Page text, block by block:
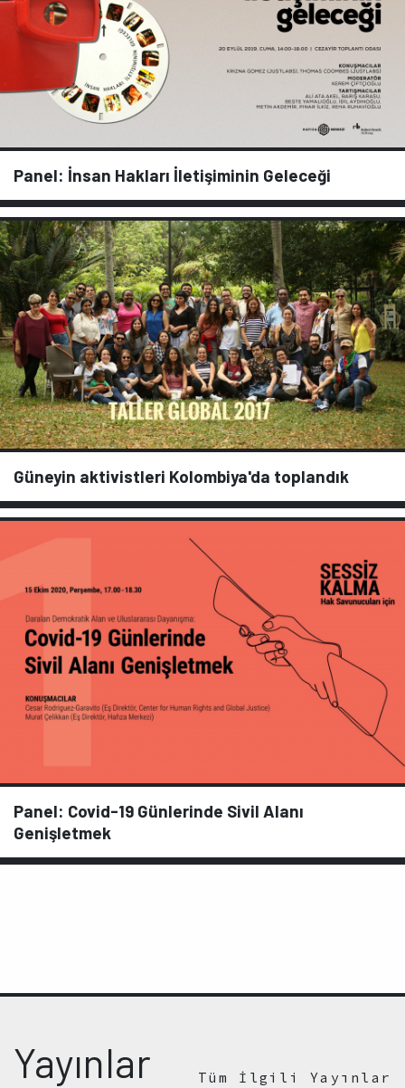
Panel: İnsan Hakları İletişiminin Geleceği
Güneyin aktivistleri Kolombiya'da toplandık
Panel: Covid-19 Günlerinde Sivil Alanı
Genişletmek
Yayınlar Tüm İlgili Yayınlar